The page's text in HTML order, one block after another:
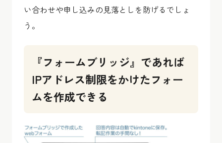
い合わせや申し込みの見落としを防げるでしょ
う。
『フォームブリッジ』であれば
IPアドレス制限をかけたフォー
ムを作成できる